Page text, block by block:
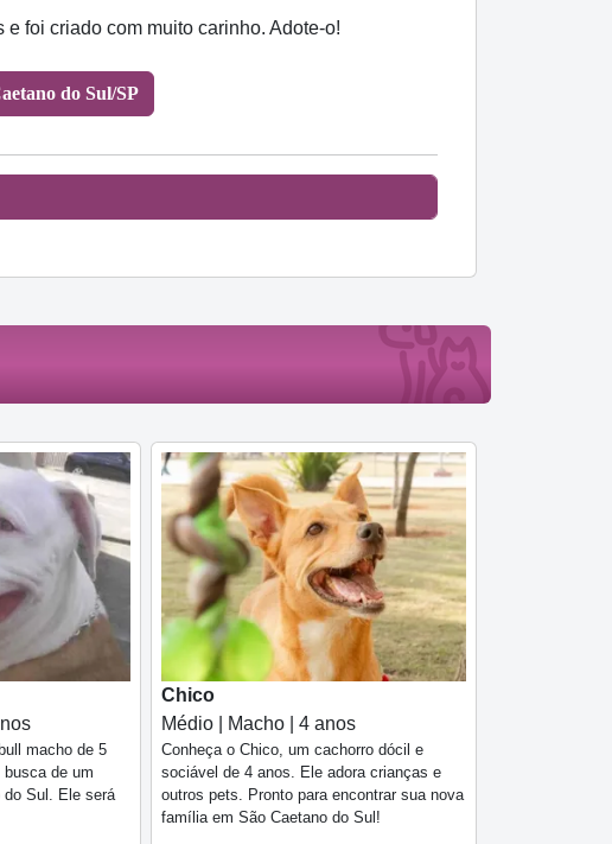
foi criado com muito carinho. Adote-o!
do Sul/SP
macho de 5
de um
do Sul. Ele será
Chico
Médio | Macho | 4 anos
Conheça o Chico, um cachorro dócil e
sociável de 4 anos. Ele adora crianças e
outros pets. Pronto para encontrar sua nova
família em São Caetano do Sul!